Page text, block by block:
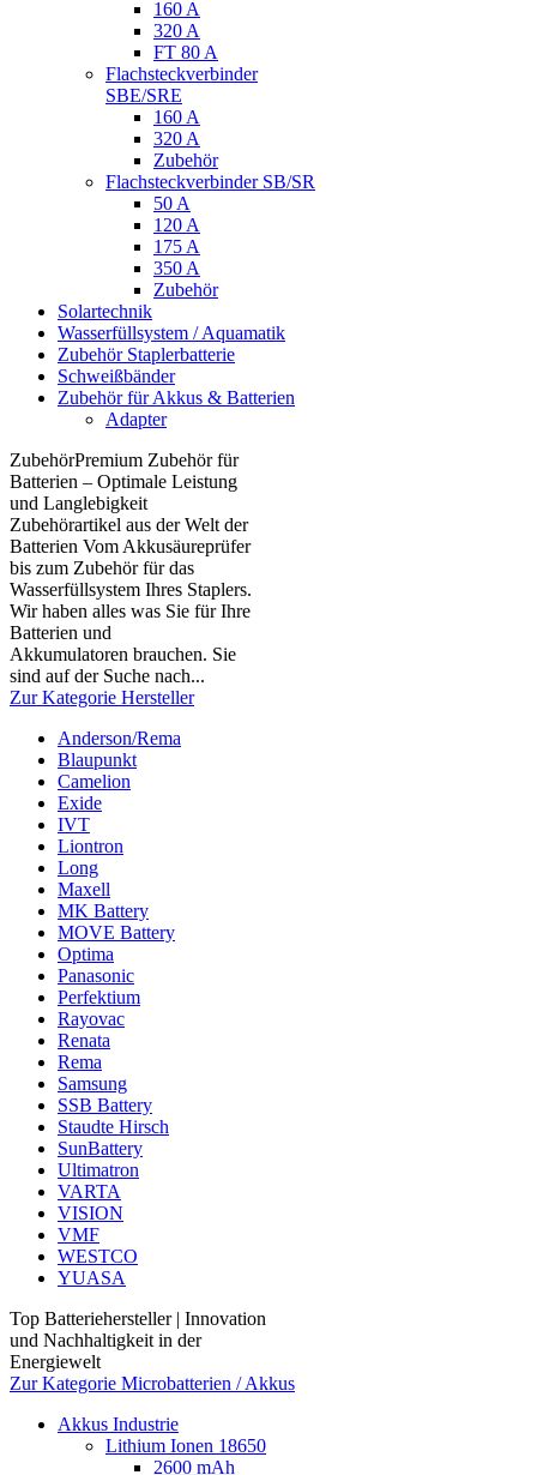
160 A
320 A
FT 80 A
Flachsteckverbinder
SBE/SRE
160 A
320 A
Zubehör
Flachsteckverbinder SB/SR
50 A
120 A
175 A
350 A
Zubehör
Solartechnik
Wasserfüllsystem / Aquamatik
Zubehör Staplerbatterie
Schweißbänder
Zubehör für Akkus & Batterien
Adapter
ZubehörPremium Zubehör für
Batterien – Optimale Leistung
und Langlebigkeit
Zubehörartikel aus der Welt der
Batterien Vom Akkusäureprüfer
bis zum Zubehör für das
Wasserfüllsystem Ihres Staplers.
Wir haben alles was Sie für Ihre
Batterien und
Akkumulatoren brauchen. Sie
sind auf der Suche nach...
Zur Kategorie Hersteller
Anderson/Rema
Blaupunkt
Camelion
Exide
IVT
Liontron
Long
Maxell
MK Battery
MOVE Battery
Optima
Panasonic
Perfektium
Rayovac
Renata
Rema
Samsung
SSB Battery
Staudte Hirsch
SunBattery
Ultimatron
VARTA
VISION
VMF
WESTCO
YUASA
Top Batteriehersteller | Innovation
und Nachhaltigkeit in der
Energiewelt
Zur Kategorie Microbatterien / Akkus
Akkus Industrie
Lithium Ionen 18650
2600 mAh